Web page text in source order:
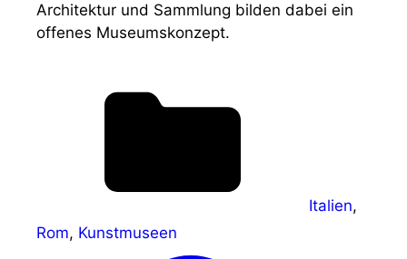
Architektur und Sammlung bilden dabei ein
offenes Museumskonzept.
Italien,
Rom, Kunstmuseen